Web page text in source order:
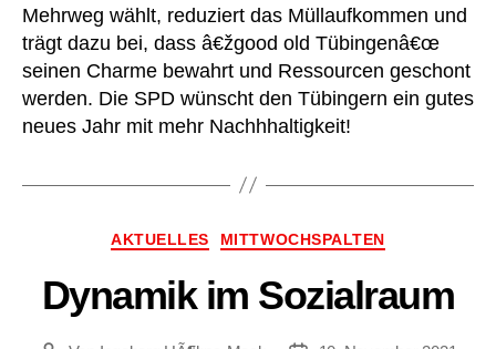
Mehrweg wählt, reduziert das Müllaufkommen und
trägt dazu bei, dass â€žgood old Tübingenâ€œ
seinen Charme bewahrt und Ressourcen geschont
werden. Die SPD wünscht den Tübingern ein gutes
neues Jahr mit mehr Nachhhaltigkeit!
Kategorien
AKTUELLES MITTWOCHSPALTEN
Dynamik im Sozialraum